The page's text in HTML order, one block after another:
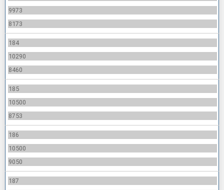
9973
8173
184
10290
8460
185
10500
8753
186
10500
9050
187